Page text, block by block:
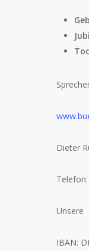
Dieter
Unsere
IBAN: